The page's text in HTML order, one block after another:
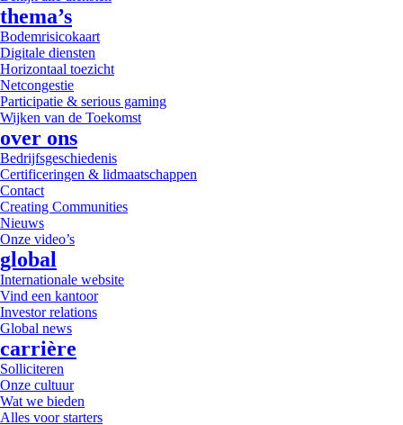
thema’s
Bodemrisicokaart
Digitale diensten
Horizontaal toezicht
Netcongestie
Participatie & serious gaming
Wijken van de Toekomst
over ons
Bedrijfsgeschiedenis
Certificeringen & lidmaatschappen
Contact
Creating Communities
Nieuws
Onze video’s
global
Internationale website
Vind een kantoor
Investor relations
Global news
carrière
Solliciteren
Onze cultuur
Wat we bieden
Alles voor starters